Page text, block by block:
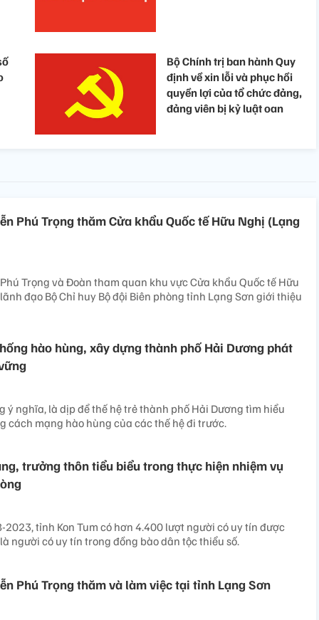
Bộ Chính trị ban hành Quy
định về xin lỗi và phục hồi
quyền lợi của tổ chức đảng,
đảng viên bị kỷ luật oan
Phú Trọng thăm Cửa khẩu Quốc tế Hữu Nghị (Lạng
Trọng và Đoàn tham quan khu vực Cửa khẩu Quốc tế Hữu
đạo Bộ Chỉ huy Bộ đội Biên phòng tỉnh Lạng Sơn giới thiệu
hào hùng, xây dựng thành phố Hải Dương phát
ý nghĩa, là dịp để thế hệ trẻ thành phố Hải Dương tìm hiểu
cách mạng hào hùng của các thế hệ đi trước.
trưởng thôn tiểu biểu trong thực hiện nhiệm vụ
tỉnh Kon Tum có hơn 4.400 lượt người có uy tín được
người có uy tín trong đồng bào dân tộc thiểu số.
Phú Trọng thăm và làm việc tại tỉnh Lạng Sơn